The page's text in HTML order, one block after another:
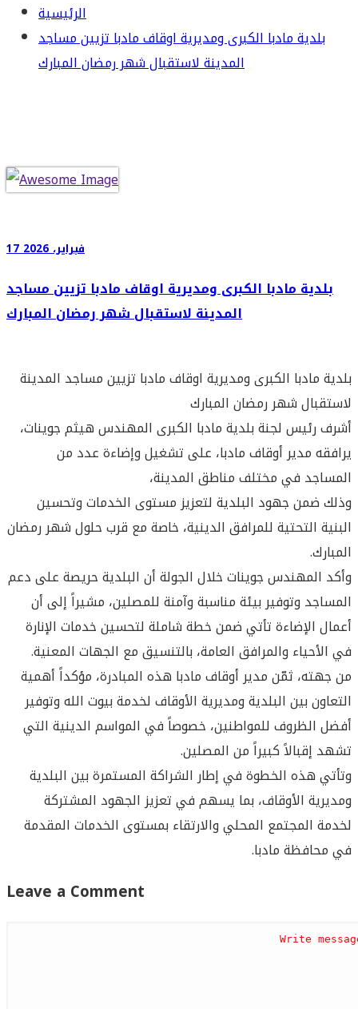
الرئيسية
بلدية مادبا الكبرى ومديرية اوقاف مادبا تزيين مساجد
المدينة لاستقبال شهر رمضان المبارك
17 فبراير، 2026
بلدية مادبا الكبرى ومديرية اوقاف مادبا تزيين مساجد
المدينة لاستقبال شهر رمضان المبارك
بلدية مادبا الكبرى ومديرية اوقاف مادبا تزيين مساجد المدينة
لاستقبال شهر رمضان المبارك
أشرف رئيس لجنة بلدية مادبا الكبرى المهندس هيثم جوينات،
يرافقه مدير أوقاف مادبا، على تشغيل وإضاءة عدد من
المساجد في مختلف مناطق المدينة،
وذلك ضمن جهود البلدية لتعزيز مستوى الخدمات وتحسين
البنية التحتية للمرافق الدينية، خاصة مع قرب حلول شهر رمضان
المبارك.
وأكد المهندس جوينات خلال الجولة أن البلدية حريصة على دعم
المساجد وتوفير بيئة مناسبة وآمنة للمصلين، مشيراً إلى أن
أعمال الإضاءة تأتي ضمن خطة شاملة لتحسين خدمات الإنارة
في الأحياء والمرافق العامة، بالتنسيق مع الجهات المعنية.
من جهته، ثمّن مدير أوقاف مادبا هذه المبادرة، مؤكداً أهمية
التعاون بين البلدية ومديرية الأوقاف لخدمة بيوت الله وتوفير
أفضل الظروف للمواطنين، خصوصاً في المواسم الدينية التي
تشهد إقبالاً كبيراً من المصلين.
وتأتي هذه الخطوة في إطار الشراكة المستمرة بين البلدية
ومديرية الأوقاف، بما يسهم في تعزيز الجهود المشتركة
لخدمة المجتمع المحلي والارتقاء بمستوى الخدمات المقدمة
في محافظة مادبا.
Leave a Comment